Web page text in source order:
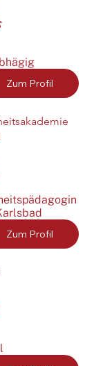
Zum Profil
Zum Profil